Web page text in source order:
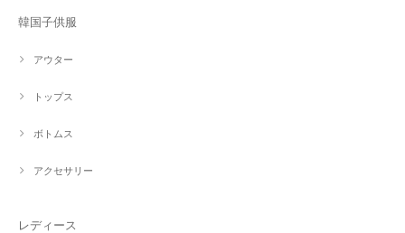
韓国子供服
アウター
トップス
ボトムス
アクセサリー
レディース